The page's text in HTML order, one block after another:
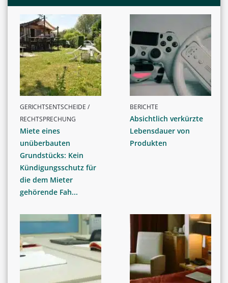
GERICHTSENTSCHEIDE /
RECHTSPRECHUNG
Miete eines
unüberbauten
Grundstücks: Kein
Kündigungsschutz für
die dem Mieter
gehörende Fah...
BERICHTE
Absichtlich verkürzte
Lebensdauer von
Produkten